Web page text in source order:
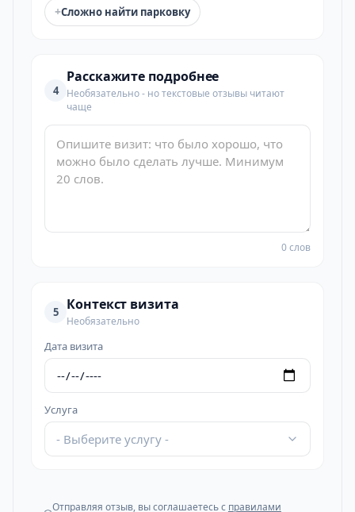
+Сложно найти парковку
4
Расскажите подробнее
Необязательно - но текстовые отзывы читают
чаще
0 слов
5 Контекст визита
Необязательно
Дата визита
Услуга
- Выберите услугу -
Отправляя отзыв, вы соглашаетесь с правилами